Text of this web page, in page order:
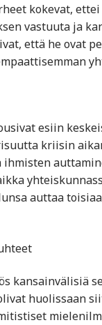
kokevat,
vastuuta ja
että he ovat
esiin
kriisin
auttaa
kansainvälisiä
huolissaan